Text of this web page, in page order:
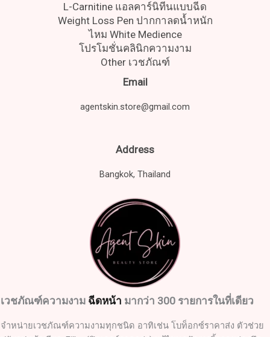
L-Carnitine แอลคาร์นิทีนแบบฉีด
Weight Loss Pen ปากกาลดน้ำหนัก
ไหม White Medience
โปรโมชั่นคลินิกความงาม
Other เวชภัณฑ์
Email
agentskin.store@gmail.com
Address
Bangkok, Thailand
เวชภัณฑ์ความงาม ฉีดหน้า มากว่า 300 รายการในที่เดียว
จำหน่ายเวชภัณฑ์ความงามทุกชนิด อาทิเช่น โบท็อกซ์ราคาส่ง ตัวช่วย